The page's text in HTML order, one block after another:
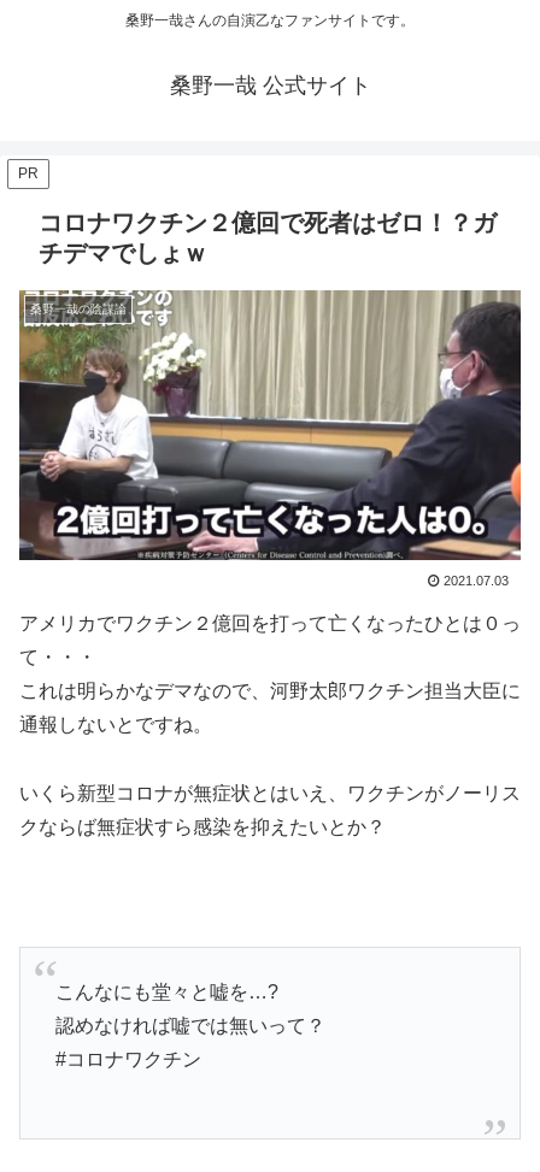
桑野一哉さんの自演乙なファンサイトです。
桑野一哉 公式サイト
PR
コロナワクチン２億回で死者はゼロ！？ガ
チデマでしょｗ
桑野一哉の陰謀論
2021.07.03
アメリカでワクチン２億回を打って亡くなったひとは０っ
て・・・
これは明らかなデマなので、河野太郎ワクチン担当大臣に
通報しないとですね。
いくら新型コロナが無症状とはいえ、ワクチンがノーリス
クならば無症状すら感染を抑えたいとか？
こんなにも堂々と嘘を…?
認めなければ嘘では無いって？
#コロナワクチン